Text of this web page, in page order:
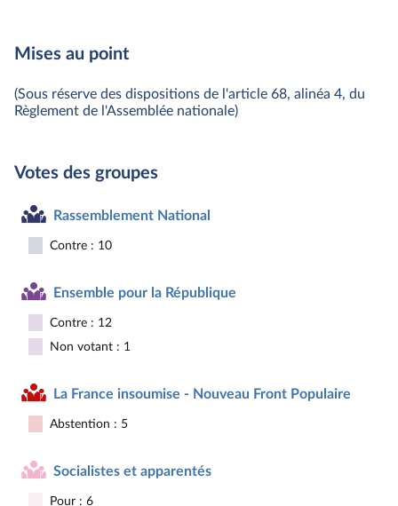
Mises au point
(Sous réserve des dispositions de l'article 68, alinéa 4, du
Règlement de l'Assemblée nationale)
Votes des groupes
Rassemblement National
Contre : 10
Ensemble pour la République
Contre : 12
Non votant : 1
La France insoumise - Nouveau Front Populaire
Abstention : 5
Socialistes et apparentés
Pour : 6